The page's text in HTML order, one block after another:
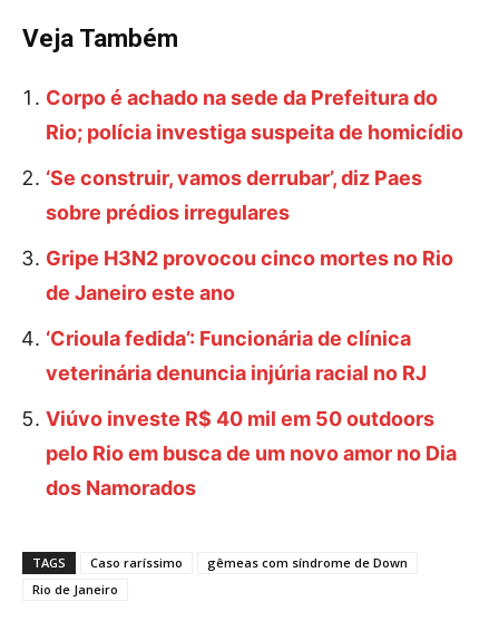
Veja Também
Corpo é achado na sede da Prefeitura do
Rio; polícia investiga suspeita de homicídio
‘Se construir, vamos derrubar’, diz Paes
sobre prédios irregulares
Gripe H3N2 provocou cinco mortes no Rio
de Janeiro este ano
‘Crioula fedida’: Funcionária de clínica
veterinária denuncia injúria racial no RJ
Viúvo investe R$ 40 mil em 50 outdoors
pelo Rio em busca de um novo amor no Dia
dos Namorados
TAGS Caso raríssimo
gêmeas com síndrome de Down
Rio de Janeiro